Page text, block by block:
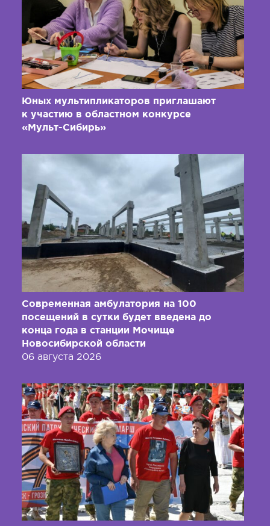
Юных мультипликаторов приглашают
к участию в областном конкурсе
«Мульт-Сибирь»
Современная амбулатория на 100
посещений в сутки будет введена до
конца года в станции Мочище
Новосибирской области
06 августа 2026